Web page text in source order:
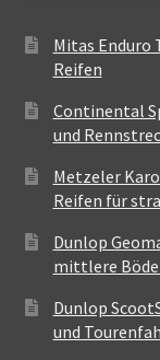
Mitas Enduro
Reifen
Continental
und
Metzeler
Reifen für
Dunlop
mittlere
Dunlop
und